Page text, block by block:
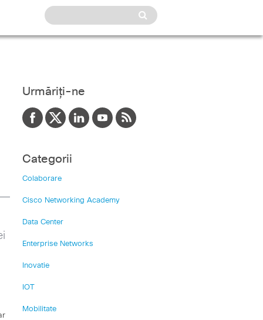
Urmăriți-ne
Categorii
Colaborare
Cisco Networking Academy
Data Center
Enterprise Networks
Inovatie
IOT
Mobilitate